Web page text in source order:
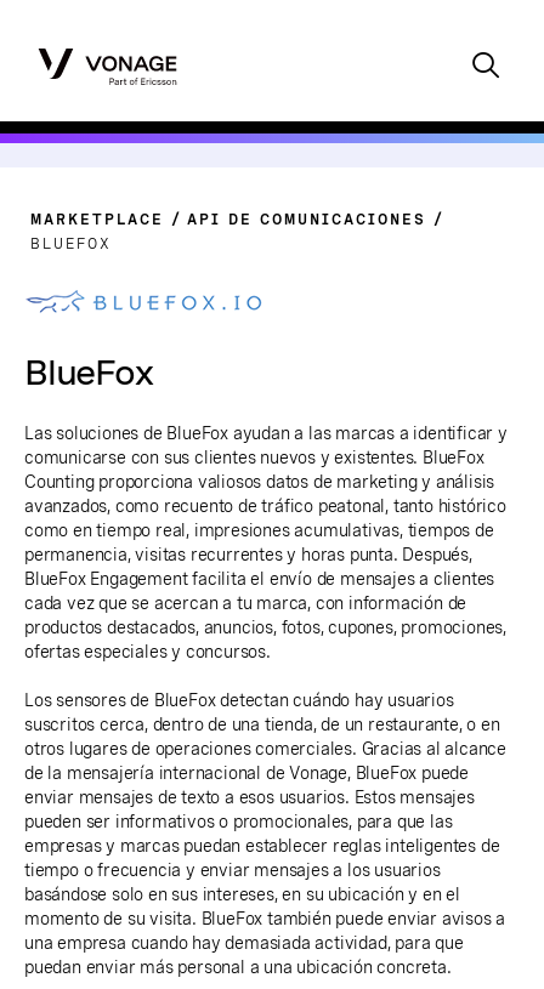
MARKETPLACE
API DE COMUNICACIONES
BLUEFOX
BlueFox
Las soluciones de BlueFox ayudan a las marcas a identificar y
comunicarse con sus clientes nuevos y existentes. BlueFox
Counting proporciona valiosos datos de marketing y análisis
avanzados, como recuento de tráfico peatonal, tanto histórico
como en tiempo real, impresiones acumulativas, tiempos de
permanencia, visitas recurrentes y horas punta. Después,
BlueFox Engagement facilita el envío de mensajes a clientes
cada vez que se acercan a tu marca, con información de
productos destacados, anuncios, fotos, cupones, promociones,
ofertas especiales y concursos.
Los sensores de BlueFox detectan cuándo hay usuarios
suscritos cerca, dentro de una tienda, de un restaurante, o en
otros lugares de operaciones comerciales. Gracias al alcance
de la mensajería internacional de Vonage, BlueFox puede
enviar mensajes de texto a esos usuarios. Estos mensajes
pueden ser informativos o promocionales, para que las
empresas y marcas puedan establecer reglas inteligentes de
tiempo o frecuencia y enviar mensajes a los usuarios
basándose solo en sus intereses, en su ubicación y en el
momento de su visita. BlueFox también puede enviar avisos a
una empresa cuando hay demasiada actividad, para que
puedan enviar más personal a una ubicación concreta.